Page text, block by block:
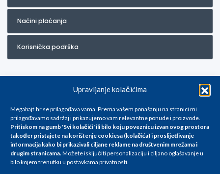
Upravljanje kolačićima
Megabajt.hr se prilagođava vama. Prema vašem ponašanju na stranici mi
prilagođavamo sadržaj i prikazujemo vam relevantne ponude i proizvode.
Pritiskom na gumb 'Svi kolačići' ili bilo koju poveznicu izvan ovog prostora
također pristajete na korištenje cookiesa (kolačića) i proslijeđivanje
informacija kako bi prikazivali ciljane reklame na društvenim mrežama i
drugim stranicama.Možete isključiti personalizaciju i ciljano oglašavanje u
bilo kojem trenutku u postavkama privatnosti.
Načini plaćanja
Korisnička podrška
Za artikle kojih trenutno nema u ponudi obratite nam se na
info@megabajt.hr. Sve cijene su informativnog karaktera i podložne su
promjenama, a
iskazane su za avansno plaćanje(gotovina) u Eurima i uključuju PDV. Sve